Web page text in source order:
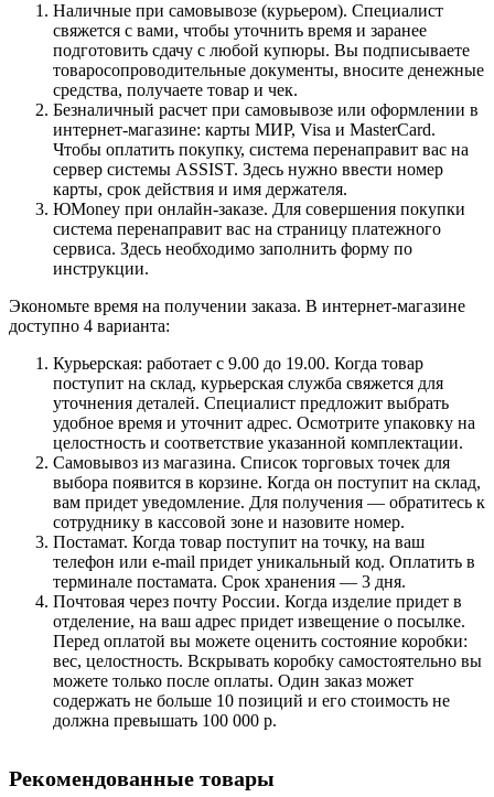
Наличные при самовывозе (курьером). Специалист
свяжется с вами, чтобы уточнить время и заранее
подготовить сдачу с любой купюры. Вы подписываете
товаросопроводительные документы, вносите денежные
средства, получаете товар и чек.
Безналичный расчет при самовывозе или оформлении в
интернет-магазине: карты МИР, Visa и MasterCard.
Чтобы оплатить покупку, система перенаправит вас на
сервер системы ASSIST. Здесь нужно ввести номер
карты, срок действия и имя держателя.
ЮMoney при онлайн-заказе. Для совершения покупки
система перенаправит вас на страницу платежного
сервиса. Здесь необходимо заполнить форму по
инструкции.
Экономьте время на получении заказа. В интернет-магазине
доступно 4 варианта:
Курьерская: работает с 9.00 до 19.00. Когда товар
поступит на склад, курьерская служба свяжется для
уточнения деталей. Специалист предложит выбрать
удобное время и уточнит адрес. Осмотрите упаковку на
целостность и соответствие указанной комплектации.
Самовывоз из магазина. Список торговых точек для
выбора появится в корзине. Когда он поступит на склад,
вам придет уведомление. Для получения — обратитесь к
сотруднику в кассовой зоне и назовите номер.
Постамат. Когда товар поступит на точку, на ваш
телефон или e-mail придет уникальный код. Оплатить в
терминале постамата. Срок хранения — 3 дня.
Почтовая через почту России. Когда изделие придет в
отделение, на ваш адрес придет извещение о посылке.
Перед оплатой вы можете оценить состояние коробки:
вес, целостность. Вскрывать коробку самостоятельно вы
можете только после оплаты. Один заказ может
содержать не больше 10 позиций и его стоимость не
должна превышать 100 000 р.
Рекомендованные товары